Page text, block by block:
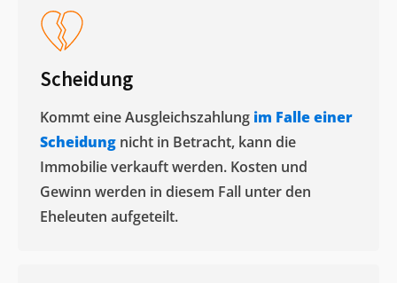
Scheidung
Kommt eine Ausgleichszahlung im Falle einer
Scheidung nicht in Betracht, kann die
Immobilie verkauft werden. Kosten und
Gewinn werden in diesem Fall unter den
Eheleuten aufgeteilt.​